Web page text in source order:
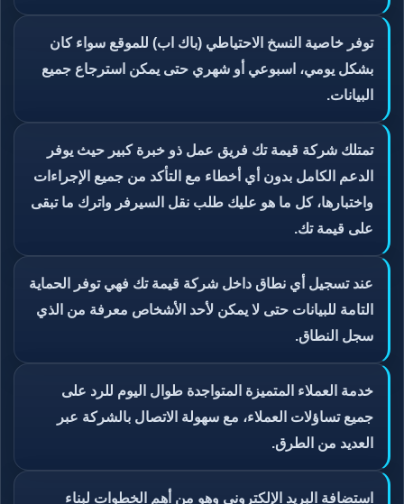
توفر خاصية النسخ الاحتياطي (باك اب) للموقع سواء كان
بشكل يومي، اسبوعي أو شهري حتى يمكن استرجاع جميع
البيانات.
تمتلك شركة قيمة تك فريق عمل ذو خبرة كبير حيث يوفر
الدعم الكامل بدون أي أخطاء مع التأكد من جميع الإجراءات
واختبارها، كل ما هو عليك طلب نقل السيرفر واترك ما تبقى
على قيمة تك.
عند تسجيل أي نطاق داخل شركة قيمة تك فهي توفر الحماية
التامة للبيانات حتى لا يمكن لأحد الأشخاص معرفة من الذي
سجل النطاق.
خدمة العملاء المتميزة المتواجدة طوال اليوم للرد على
جميع تساؤلات العملاء، مع سهولة الاتصال بالشركة عبر
العديد من الطرق.
استضافة البريد الإلكتروني وهو من أهم الخطوات لبناء